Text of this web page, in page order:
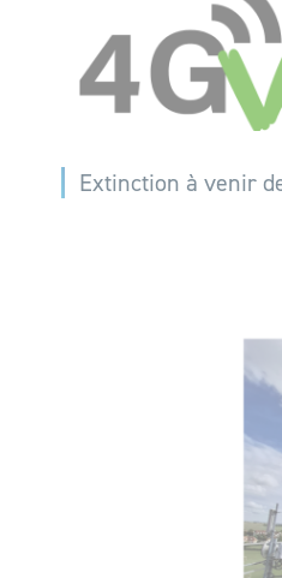
Extinction à venir